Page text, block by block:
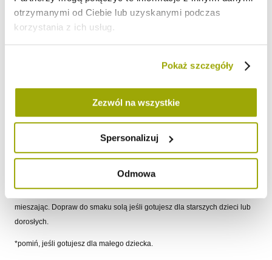
otrzymanymi od Ciebie lub uzyskanymi podczas
korzystania z ich usług.
Pokaż szczegóły
Zezwól na wszystkie
Spersonalizuj
Odmowa
Przygotowanie pulpetów:
Obierz cebulę i drobno posiekaj. Umieść mięso, ugotowaną soczewicę,
jajko oraz cebulę w misce i dokładnie wymieszaj. Zagotuj wodę w dużym
garnku. Uformuj kuleczki wielkości orzecha włoskiego i obtocz w kaszce.
Podawaj z wcześniej przygotowanym sosem.
Do rondelka wrzuć posiekane w malakserze lub starte warzywa:
przykryciem 10-15 minut, od czasu do czasu mieszając. Dodaj passatę
oraz mleko kokosowe, dokładnie wymieszaj i doprowadź do wrzenia. Do
gotujących się warzyw dodaj kaszkę i gotuj kolejne 2-3 minuty, ciągle
mieszając. Dopraw do smaku solą jeśli gotujesz dla starszych dzieci lub
dorosłych.
*pomiń, jeśli gotujesz dla małego dziecka.